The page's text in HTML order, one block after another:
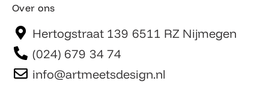
Over ons
Hertogstraat 139 6511 RZ Nijmegen
(024) 679 34 74
info@artmeetsdesign.nl